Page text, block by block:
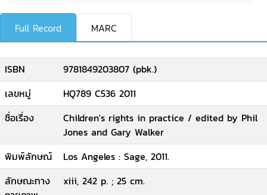
Full Record MARC
ISBN
9781849203807 (pbk.)
เลขหมู่
HQ789 C536 2011
ชื่อเรื่อง
Children's rights in practice / edited by Phil
Jones and Gary Walker
พิมพ์ลักษณ์
Los Angeles : Sage, 2011.
ลักษณะทาง
xiii, 242 p. ; 25 cm.